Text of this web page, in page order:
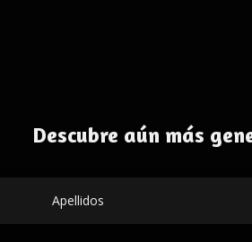
Descubre aún más
Apellidos